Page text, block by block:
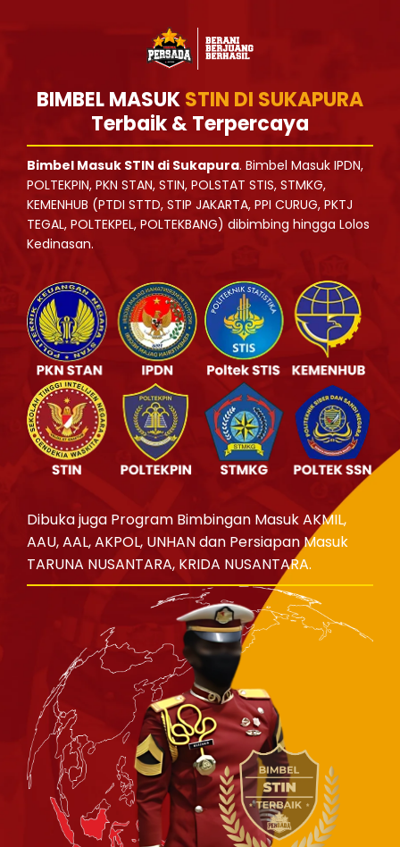
BIMBEL MASUKSTIN DI SUKAPURA
Terbaik & Terpercaya
Bimbel Masuk STIN di Sukapura. Bimbel Masuk IPDN,
POLTEKPIN, PKN STAN, STIN, POLSTAT STIS, STMKG,
KEMENHUB (PTDI STTD, STIP JAKARTA, PPI CURUG, PKTJ
TEGAL, POLTEKPEL, POLTEKBANG) dibimbing hingga Lolos
Kedinasan.
Dibuka juga Program Bimbingan Masuk AKMIL,
AAU, AAL, AKPOL, UNHAN dan Persiapan Masuk
TARUNA NUSANTARA, KRIDA NUSANTARA.